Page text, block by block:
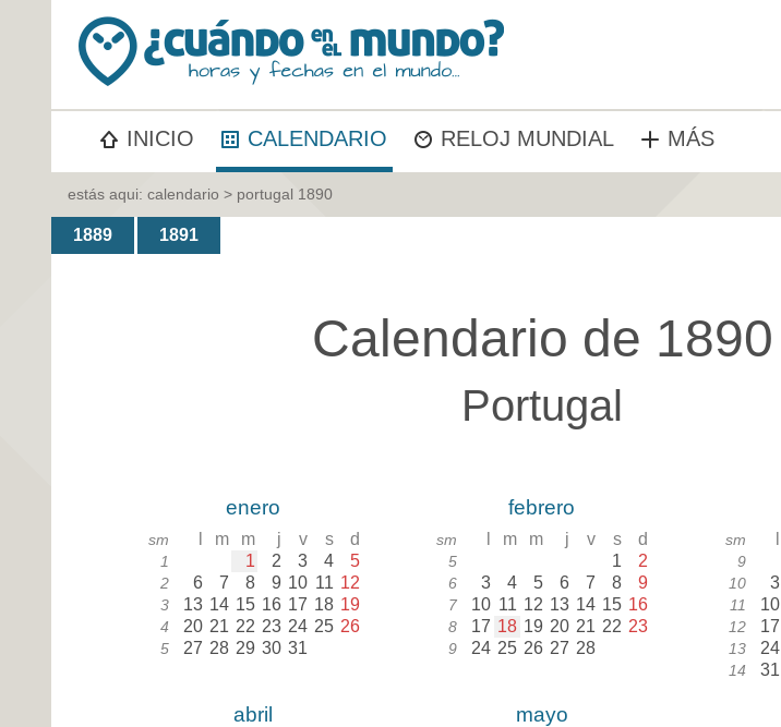
INICIO CALENDARIO RELOJ MUNDIAL MÁS
estás aqui: calendario > portugal 1890
1889 1891
Calendario de 1890
Portugal
enero
sm m m j v s d
1 1 2 3 4 5
2 6 7 8 9 10 11 12
3 13 14 15 16 17 18 19
4 20 21 22 23 24 25 26
5 27 28 29 30 31
febrero
sm m m j v s d
5 1 2
6 3 4 5 6 7 8 9
7 10 11 12 13 14 15 16
8 17 18 19 20 21 22 23
9 24 25 26 27 28
sm
9
10 3
11 10
12 17
13 24
14 31
abril mayo